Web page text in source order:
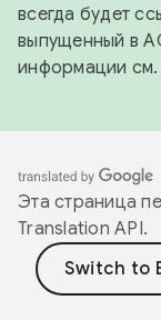
всегда будет
выпущенный в
информации см.
Эта страница
Translation API.